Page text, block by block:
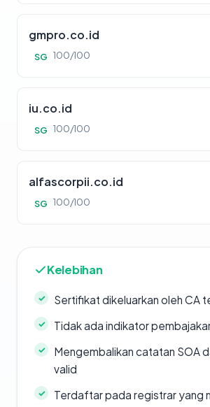
gmpro.co.id
SG 100/100
iu.co.id
SG 100/100
alfascorpii.co.id
SG 100/100
Kelebihan
Sertifikat dikeluarkan oleh CA
Tidak ada indikator
Mengembalikan catatan SOA
valid
Terdaftar pada registrar yang